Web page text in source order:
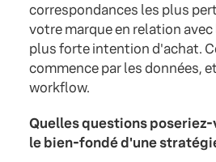
correspondances les plus
votre marque en relation
plus forte intention d'achat.
commence par les données,
workflow.
Quelles questions
le bien-fondé d'une